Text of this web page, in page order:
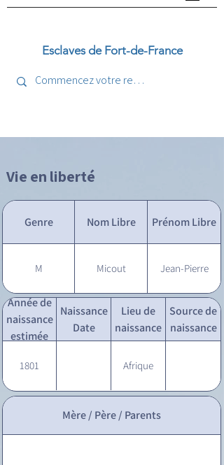
Esclaves de Fort-de-France
Vie en liberté
Genre Nom Libre Prénom Libre
M Micout Jean-Pierre
Année de
naissance
estimée
Naissance
Date
Lieu de
naissance
Source de
naissance
1801 Afrique
Mère / Père / Parents